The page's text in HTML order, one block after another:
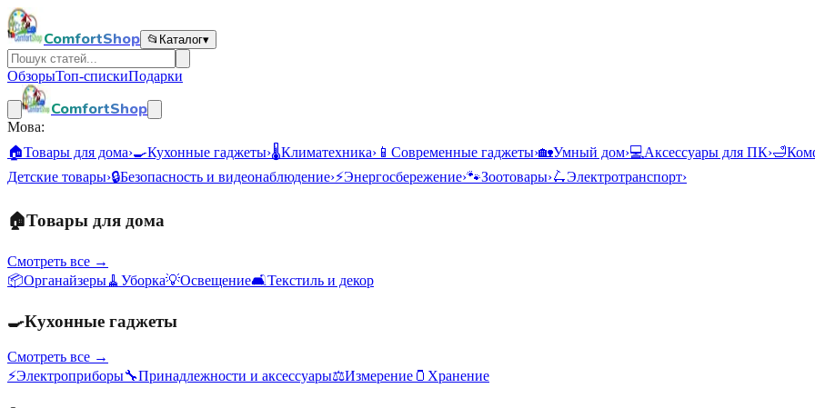
ComfortShop 📂 Каталог▾
ОбзорыТоп-спискиПодарки
ComfortShop
Мова:
🏠Товары для дома›🍳Кухонные гаджеты›🌡️Климатехника› 📱 Современные гаджеты›🏡Умный дом›💻Аксессуары для ПК›🛁
Детские товары›🔒Безопасность и видеонаблюдение›⚡Энергосбережение›🐾Зоотовары›🛴Электротранспорт›
🏠Товары для дома
Смотреть все →
📦Органайзеры🧹 Уборка💡Освещение🛋️Текстиль и декор
🍳Кухонные гаджеты
Смотреть все →
⚡Электроприборы🔧Принадлежности и аксессуары⚖️Измерение 🫙 Хранение